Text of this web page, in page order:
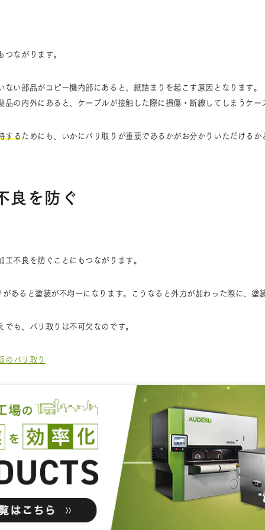
つながります。
ない部品がコピー機内部にあると、紙詰まりを起こす原因となります。
品の内外にあると、ケーブルが接触した際に損傷・断線してしまうケー
するためにも、いかにバリ取りが重要であるかがお分かりいただけるか
良を防ぐ
工不良を防ぐことにもつながります。
あると塗装が不均一になります。こうなると外力が加わった際に、塗
でも、バリ取りは不可欠なのです。
のバリ取り